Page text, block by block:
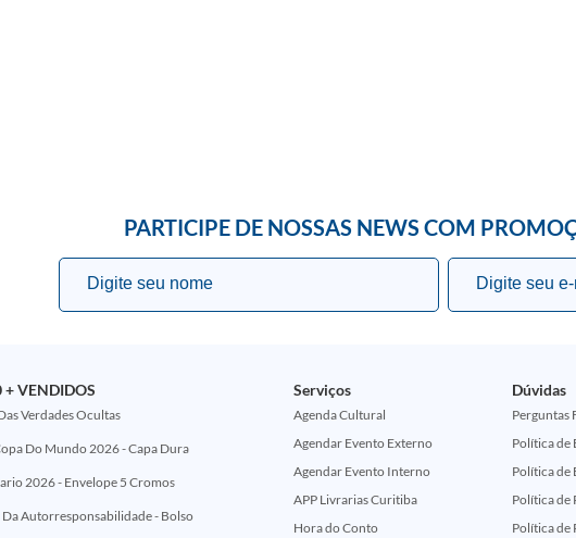
PARTICIPE DE NOSSAS NEWS COM
+ VENDIDOS
Verdades Ocultas
Do Mundo 2026 - Capa Dura
2026 - Envelope 5 Cromos
Autorresponsabilidade - Bolso
Serviços
Agenda Cultural
Agendar Evento Externo
Agendar Evento Interno
APP Livrarias Curitiba
Hora do Conto
Dúvidas
Perguntas
Política de
Política de
Política de
Política de